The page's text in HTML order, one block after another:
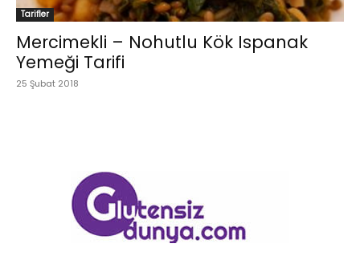
Tarifler
Mercimekli – Nohutlu Kök Ispanak
Yemeği Tarifi
25 Şubat 2018